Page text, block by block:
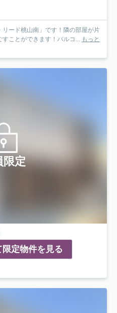
ード桃山南」です！隣の部屋が片
ことができます！バルコ... もっと
限定
定物件を見る